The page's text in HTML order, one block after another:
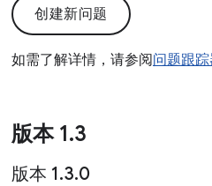
创建新问题
如需了解详情，请参阅问题跟
版本 1.3
版本 1.3.0